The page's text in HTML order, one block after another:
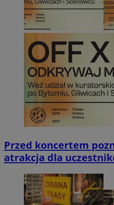
Przed koncertem
atrakcja dla